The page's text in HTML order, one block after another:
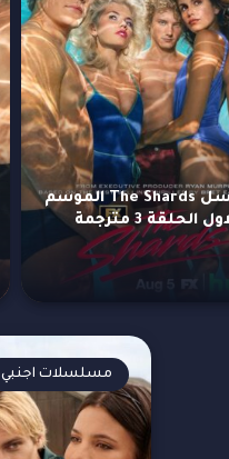
مسلسل The Shards الموسم
الحلقة 3 مترجمة
مسلسلات اجنبي